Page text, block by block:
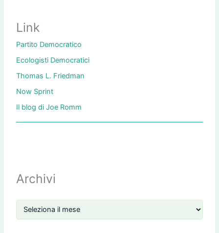
Link
Partito Democratico
Ecologisti Democratici
Thomas L. Friedman
Now Sprint
Il blog di Joe Romm
Archivi